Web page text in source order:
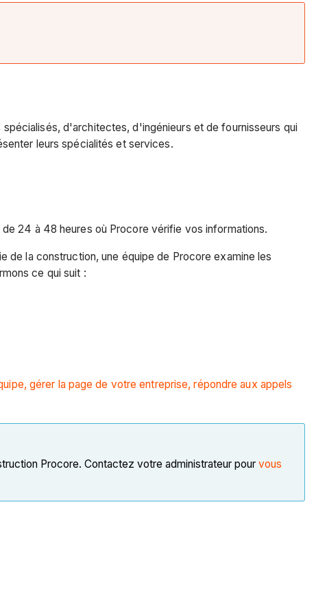
d'architectes, d'ingénieurs et de fournisseurs qui
leurs spécialités et services.
24 à 48 heures où Procore vérifie vos informations.
de la construction, une équipe de Procore examine les
ce qui suit :
gérer la page de votre entreprise, répondre aux appels
Procore. Contactez votre administrateur pour vous